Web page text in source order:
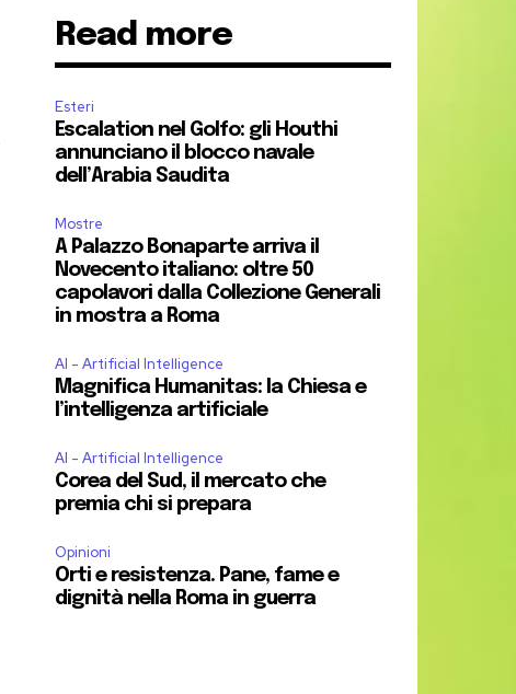
Read more
Esteri
Escalation nel Golfo: gli Houthi
annunciano il blocco navale
dell’Arabia Saudita
Mostre
A Palazzo Bonaparte arriva il
Novecento italiano: oltre 50
capolavori dalla Collezione Generali
in mostra a Roma
AI - Artificial Intelligence
Magnifica Humanitas: la Chiesa e
l’intelligenza artificiale
AI - Artificial Intelligence
Corea del Sud, il mercato che
premia chi si prepara
Opinioni
Orti e resistenza. Pane, fame e
dignità nella Roma in guerra